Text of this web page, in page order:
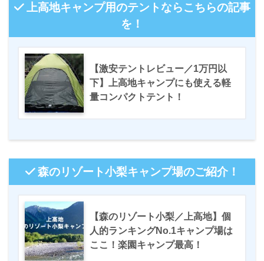
上高地キャンプ用のテントならこちらの記事
を！
【激安テントレビュー／1万円以
下】上高地キャンプにも使える軽
量コンパクトテント！
森のリゾート小梨キャンプ場のご紹介！
【森のリゾート小梨／上高地】個
人的ランキングNo.1キャンプ場は
ここ！楽園キャンプ最高！